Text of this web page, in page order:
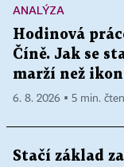
ANALÝZA
Hodinová
Číně. Jak se
marží než
6. 8. 2026 ▪ 5 min.
Stačí základ